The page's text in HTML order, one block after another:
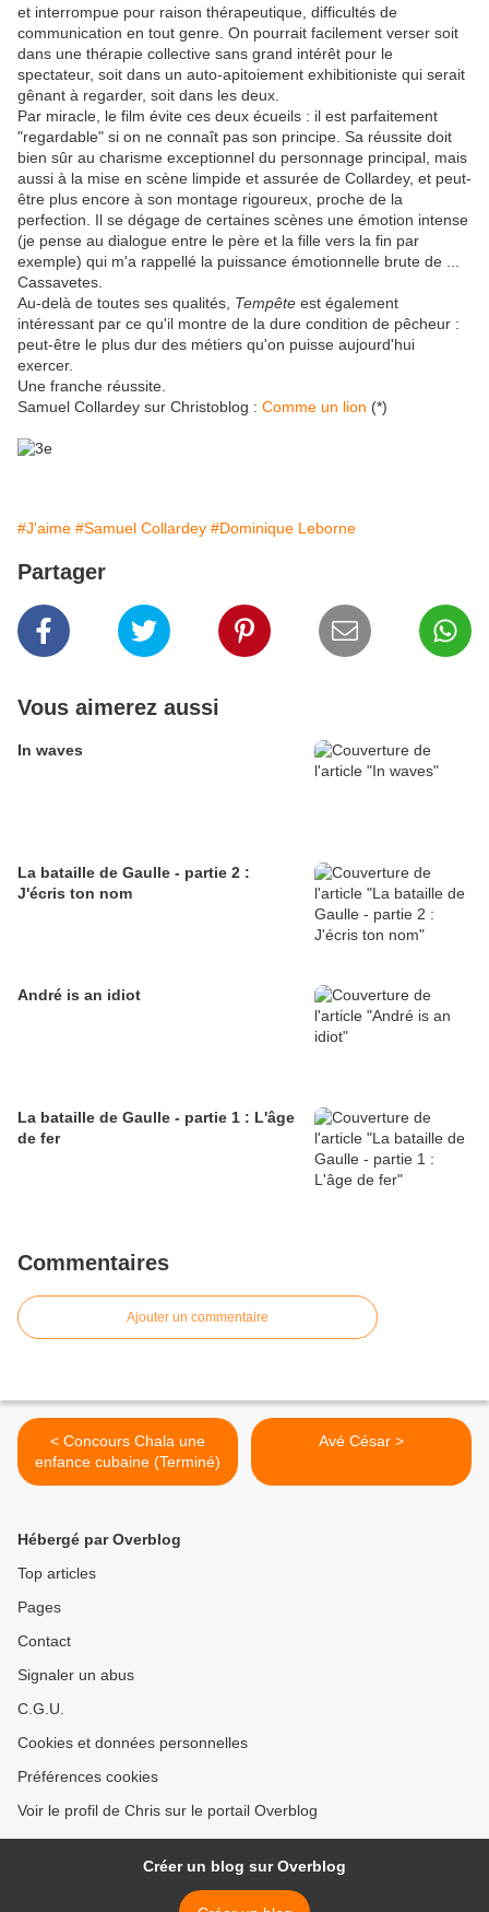
et interrompue pour raison thérapeutique, difficultés de
communication en tout genre. On pourrait facilement verser soit
dans une thérapie collective sans grand intérêt pour le
spectateur, soit dans un auto-apitoiement exhibitioniste qui serait
gênant à regarder, soit dans les deux.
Par miracle, le film évite ces deux écueils : il est parfaitement
"regardable" si on ne connaît pas son principe. Sa réussite doit
bien sûr au charisme exceptionnel du personnage principal, mais
aussi à la mise en scène limpide et assurée de Collardey, et peut-
être plus encore à son montage rigoureux, proche de la
perfection. Il se dégage de certaines scènes une émotion intense
(je pense au dialogue entre le père et la fille vers la fin par
exemple) qui m'a rappellé la puissance émotionnelle brute de ...
Cassavetes.
Au-delà de toutes ses qualités, Tempête est également
intéressant par ce qu'il montre de la dure condition de pêcheur :
peut-être le plus dur des métiers qu'on puisse aujourd'hui
exercer.
Une franche réussite.
Samuel Collardey sur Christoblog : Comme un lion (*)
#J'aime #Samuel Collardey #Dominique Leborne
Partager
Vous aimerez aussi
In waves
La bataille de Gaulle - partie 2 :
J'écris ton nom
André is an idiot
La bataille de Gaulle - partie 1 : L'âge
de fer
Commentaires
Ajouter un commentaire
< Concours Chala une
enfance cubaine (Terminé)
Avé César >
Hébergé par Overblog
Top articles
Pages
Contact
Signaler un abus
C.G.U.
Cookies et données personnelles
Préférences cookies
Voir le profil de Chris sur le portail Overblog
Créer un blog sur Overblog